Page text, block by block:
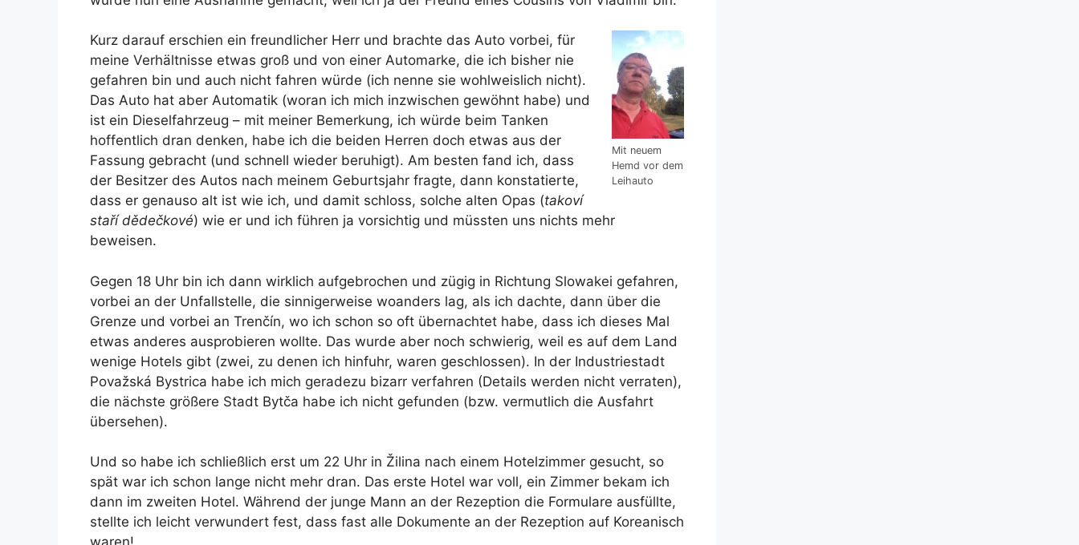
Mit neuem
Hemd vor dem
Leihauto
Kurz darauf erschien ein freundlicher Herr und brachte das Auto vorbei, für
meine Verhältnisse etwas groß und von einer Automarke, die ich bisher nie
gefahren bin und auch nicht fahren würde (ich nenne sie wohlweislich nicht).
Das Auto hat aber Automatik (woran ich mich inzwischen gewöhnt habe) und
ist ein Dieselfahrzeug – mit meiner Bemerkung, ich würde beim Tanken
hoffentlich dran denken, habe ich die beiden Herren doch etwas aus der
Fassung gebracht (und schnell wieder beruhigt). Am besten fand ich, dass
der Besitzer des Autos nach meinem Geburtsjahr fragte, dann konstatierte,
dass er genauso alt ist wie ich, und damit schloss, solche alten Opas (takoví
staří dědečkové) wie er und ich führen ja vorsichtig und müssten uns nichts mehr
beweisen.
Gegen 18 Uhr bin ich dann wirklich aufgebrochen und zügig in Richtung Slowakei gefahren,
vorbei an der Unfallstelle, die sinnigerweise woanders lag, als ich dachte, dann über die
Grenze und vorbei an Trenčín, wo ich schon so oft übernachtet habe, dass ich dieses Mal
etwas anderes ausprobieren wollte. Das wurde aber noch schwierig, weil es auf dem Land
wenige Hotels gibt (zwei, zu denen ich hinfuhr, waren geschlossen). In der Industriestadt
Považská Bystrica habe ich mich geradezu bizarr verfahren (Details werden nicht verraten),
die nächste größere Stadt Bytča habe ich nicht gefunden (bzw. vermutlich die Ausfahrt
übersehen).
Und so habe ich schließlich erst um 22 Uhr in Žilina nach einem Hotelzimmer gesucht, so
spät war ich schon lange nicht mehr dran. Das erste Hotel war voll, ein Zimmer bekam ich
dann im zweiten Hotel. Während der junge Mann an der Rezeption die Formulare ausfüllte,
stellte ich leicht verwundert fest, dass fast alle Dokumente an der Rezeption auf Koreanisch